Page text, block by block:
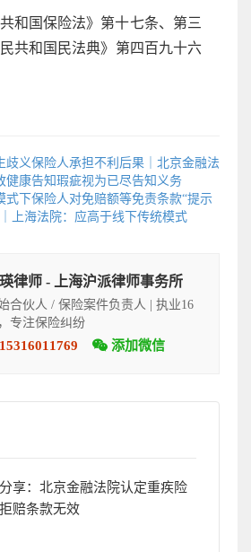
共和国保险法》第十七条、第三
共和国民法典》第四百九十六
歧义保险人承担不利后果｜北京金融法
健康告知瑕疵视为已尽告知义务
式下保险人对免赔额等免责条款“提示
上海法院：应高于线下传统模式
律师 - 上海沪派律师事务所
合伙人 / 保险案件负责人 | 执业16
专注保险纠纷
15316011769 添加微信
享：北京金融法院认定重疾险
赔条款无效